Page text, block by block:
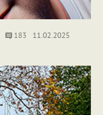
183 11.02.2025